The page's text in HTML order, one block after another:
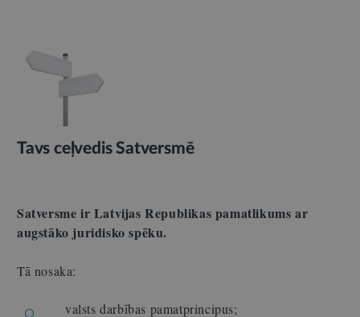
Tavs ceļvedis Satversmē
Satversme ir Latvijas Republikas pamatlikums ar
augstāko juridisko spēku.
Tā nosaka:
valsts darbības pamatprincipus;